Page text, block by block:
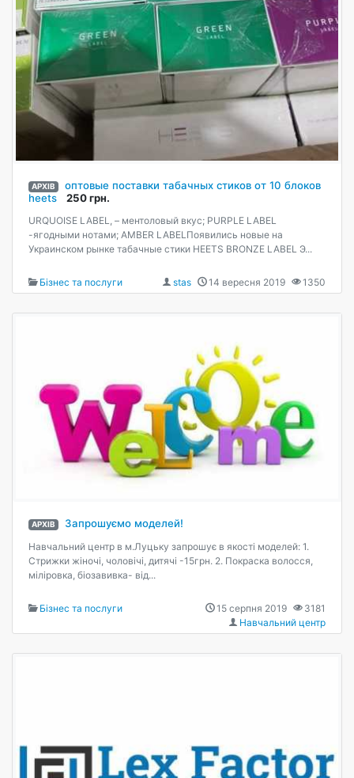
АРХІВ
оптовые поставки табачных стиков от 10 блоков
heets
250 грн.
URQUOISE LABEL, – ментоловый вкус; РURPLE LABEL
-ягодными нотами; AMBER LABELПоявились новые на
Украинском рынке табачные стики HEETS BRONZE LABEL Э...
Бізнес та послуги 1350
14 вересня 2019
stas
АРХІВ Запрошуємо моделей!
Навчальний центр в м.Луцьку запрошує в якості моделей: 1.
Стрижки жіночі, чоловічі, дитячі -15грн. 2. Покраска волосся,
міліровка, біозавивка- від...
Бізнес та послуги 3181
15 серпня 2019
Навчальний центр